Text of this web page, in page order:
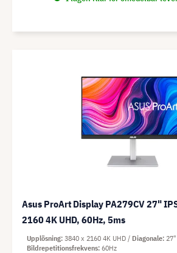
Asus ProArt Display PA279CV 27"
2160 4K UHD, 60Hz, 5ms
Upplösning 3840 x 2160 4K UHD Diagonale 27"
Bildrepetitionsfrekvens 60Hz